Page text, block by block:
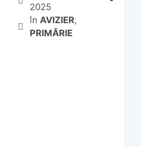
2025
în AVIZIER,
PRIMĂRIE